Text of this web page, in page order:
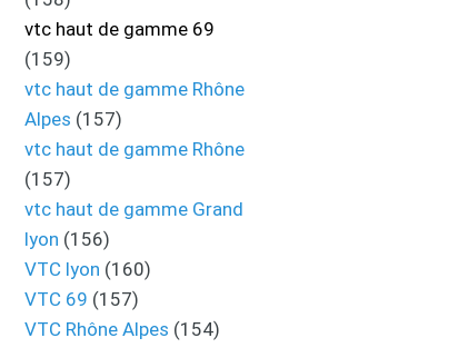
vtc haut de gamme 69
(159)
vtc haut de gamme Rhône
Alpes (157)
vtc haut de gamme Rhône
(157)
vtc haut de gamme Grand
lyon (156)
VTC lyon (160)
VTC 69 (157)
VTC Rhône Alpes (154)